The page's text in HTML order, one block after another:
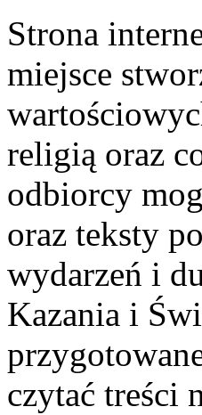
Strona
miejsce
religią oraz
odbiorcy
oraz teksty
wydarzeń i
Kazania i
czytać treści